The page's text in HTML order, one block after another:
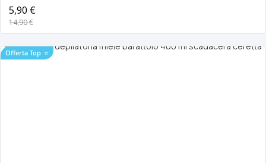
5,90 €
14,90 €
Offerta Top ⭐